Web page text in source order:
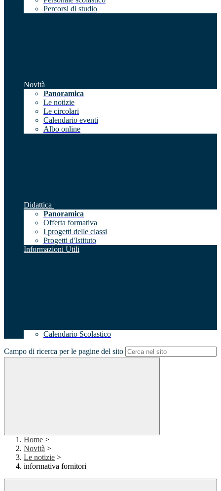
Percorsi di studio
Novità
Panoramica
Le notizie
Le circolari
Calendario eventi
Albo online
Didattica
Panoramica
Offerta formativa
I progetti delle classi
Progetti d'Istituto
Informazioni Utili
Calendario Scolastico
Campo di ricerca per le pagine del sito
Home >
Novità >
Le notizie >
informativa fornitori